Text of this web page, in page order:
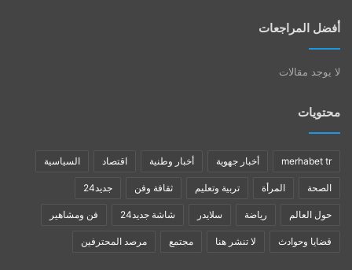
أفضل المراجعات
لا يوجد مقالات
محتويات
merhabet tr أخبار جهوية أخبار وطنية اقتصاد السياسية
الصحة المرأة تربية وتعليم ثقافة وفن جديد24
حول العالم رياضة سلايدر شاشة جديد24 فن ومشاهير
قضايا وحوادث لا تنشر هنا مجتمع مرصد المحترفين